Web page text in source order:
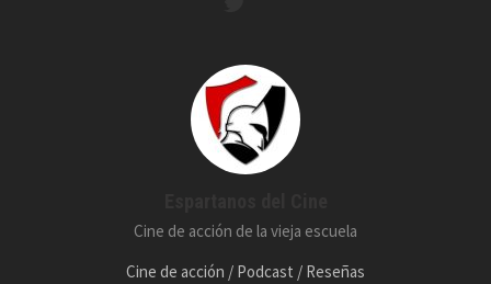
Cine de acción de la vieja escuela
Cine de acción / Podcast / Reseñas